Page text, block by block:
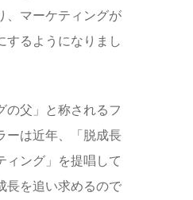
、マーケティングが
するようになりまし
の父」と称されるフ
ーは近年、「脱成長
ィング」を提唱して
長を追い求めるので